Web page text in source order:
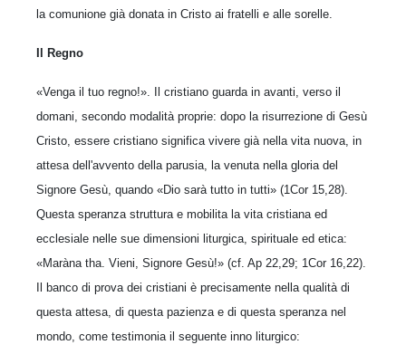
la comunione già donata in Cristo ai fratelli e alle sorelle.
Il Regno
«Venga il tuo regno!». Il cristiano guarda in avanti, verso il
domani, secondo modalità proprie: dopo la risurrezione di Gesù
Cristo, essere cristiano significa vivere già nella vita nuova, in
attesa dell'avvento della parusia, la venuta nella gloria del
Signore Gesù, quando «Dio sarà tutto in tutti» (1Cor 15,28).
Questa speranza struttura e mobilita la vita cristiana ed
ecclesiale nelle sue dimensioni liturgica, spirituale ed etica:
«Maràna tha. Vieni, Signore Gesù!» (cf. Ap 22,29; 1Cor 16,22).
Il banco di prova dei cristiani è precisamente nella qualità di
questa attesa, di questa pazienza e di questa speranza nel
mondo, come testimonia il seguente inno liturgico: